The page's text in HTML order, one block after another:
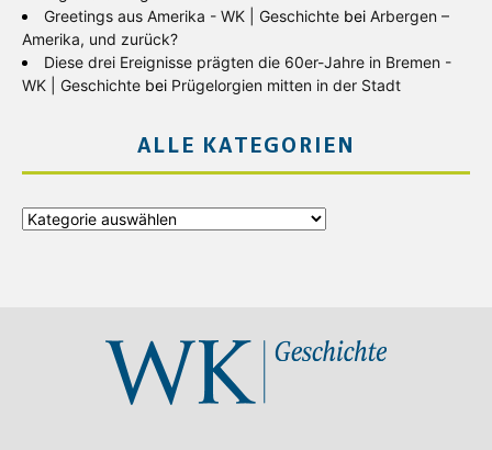
Greetings aus Amerika - WK | Geschichte bei Arbergen –
Amerika, und zurück?
Diese drei Ereignisse prägten die 60er-Jahre in Bremen -
WK | Geschichte bei Prügelorgien mitten in der Stadt
ALLE KATEGORIEN
Alle